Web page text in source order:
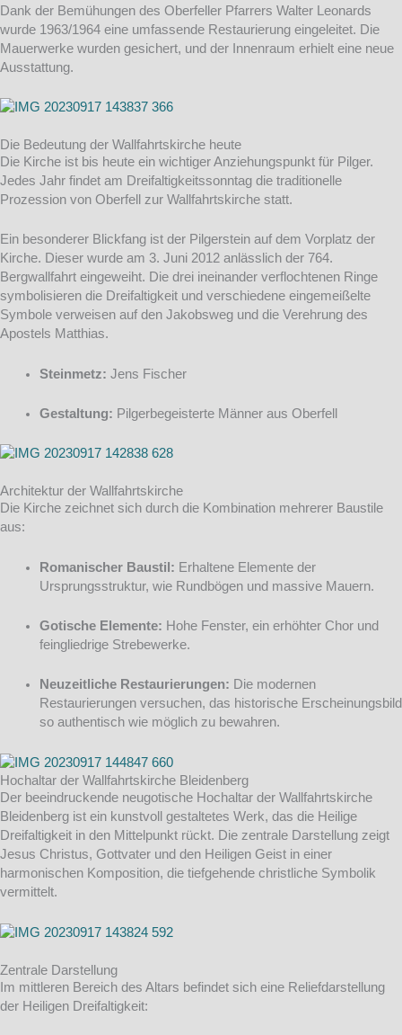
Dank der Bemühungen des Oberfeller Pfarrers Walter Leonards
wurde 1963/1964 eine umfassende Restaurierung eingeleitet. Die
Mauerwerke wurden gesichert, und der Innenraum erhielt eine neue
Ausstattung.
Die Bedeutung der Wallfahrtskirche heute
Die Kirche ist bis heute ein wichtiger Anziehungspunkt für Pilger.
Jedes Jahr findet am Dreifaltigkeitssonntag die traditionelle
Prozession von Oberfell zur Wallfahrtskirche statt.
Ein besonderer Blickfang ist der Pilgerstein auf dem Vorplatz der
Kirche. Dieser wurde am 3. Juni 2012 anlässlich der 764.
Bergwallfahrt eingeweiht. Die drei ineinander verflochtenen Ringe
symbolisieren die Dreifaltigkeit und verschiedene eingemeißelte
Symbole verweisen auf den Jakobsweg und die Verehrung des
Apostels Matthias.
Steinmetz: Jens Fischer
Gestaltung: Pilgerbegeisterte Männer aus Oberfell
Architektur der Wallfahrtskirche
Die Kirche zeichnet sich durch die Kombination mehrerer Baustile
aus:
Romanischer Baustil: Erhaltene Elemente der
Ursprungsstruktur, wie Rundbögen und massive Mauern.
Gotische Elemente: Hohe Fenster, ein erhöhter Chor und
feingliedrige Strebewerke.
Neuzeitliche Restaurierungen: Die modernen
Restaurierungen versuchen, das historische Erscheinungsbild
so authentisch wie möglich zu bewahren.
Hochaltar der Wallfahrtskirche Bleidenberg
Der beeindruckende neugotische Hochaltar der Wallfahrtskirche
Bleidenberg ist ein kunstvoll gestaltetes Werk, das die Heilige
Dreifaltigkeit in den Mittelpunkt rückt. Die zentrale Darstellung zeigt
Jesus Christus, Gottvater und den Heiligen Geist in einer
harmonischen Komposition, die tiefgehende christliche Symbolik
vermittelt.
Zentrale Darstellung
Im mittleren Bereich des Altars befindet sich eine Reliefdarstellung
der Heiligen Dreifaltigkeit: